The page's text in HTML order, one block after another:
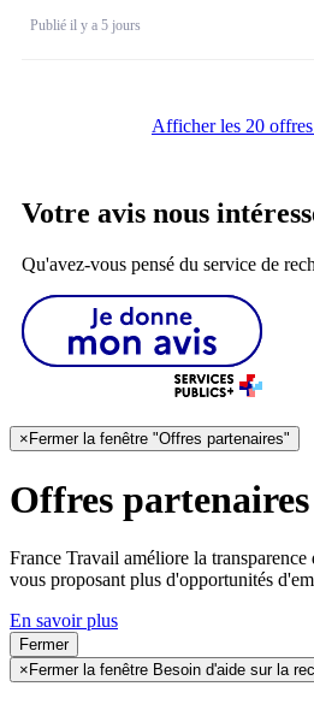
Publié il y a 5 jours
Afficher les 20
Votre avis nous
Qu'avez-vous pensé du service de
× Fermer la fenêtre "Offres partenaires"
Offres partenaires
France Travail améliore la
vous proposant plus d'opportunités
En savoir plus
Fermer
× Fermer la fenêtre Besoin d'aide sur la